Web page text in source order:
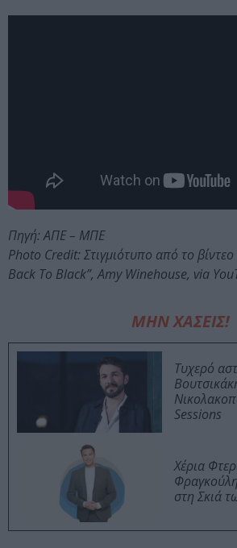
Πηγή: ΑΠΕ – ΜΠΕ
Photo Credit: Στιγμιότυπο από το
Back To Black”, Amy Winehouse, via
ΜΗΝ ΧΑΣΕΙΣ!
Τυχερό
Sessions
Χέρια
στη Σκιά